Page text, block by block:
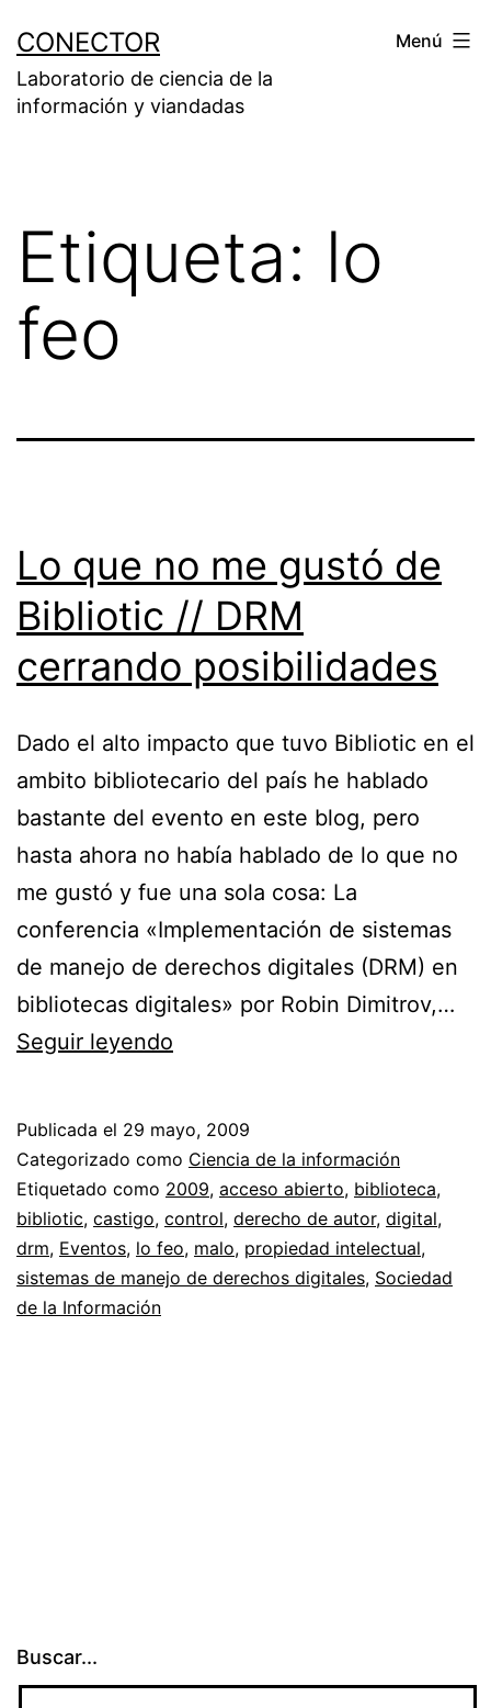
contenido
CONECTOR
Laboratorio de ciencia de la
información y viandadas
Menú
Etiqueta: lo
feo
Lo que no me gustó de
Bibliotic // DRM
cerrando posibilidades
Dado el alto impacto que tuvo Bibliotic en el
ambito bibliotecario del país he hablado
bastante del evento en este blog, pero
hasta ahora no había hablado de lo que no
me gustó y fue una sola cosa: La
conferencia «Implementación de sistemas
de manejo de derechos digitales (DRM) en
bibliotecas digitales» por Robin Dimitrov,…
Seguir leyendo
me
gustó
de
Bibliotic
Publicada el 29 mayo, 2009
Categorizado como Ciencia de la información
Etiquetado como 2009, acceso abierto, biblioteca,
bibliotic, castigo, control, derecho de autor, digital,
drm, Eventos, lo feo, malo, propiedad intelectual,
sistemas de manejo de derechos digitales, Sociedad
de la Información
Buscar...